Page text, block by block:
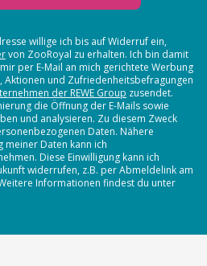
willige ich bis auf Widerruf ein,
von ZooRoyal zu erhalten. Ich bin damit
per E-Mail an mich gerichtete Werbung
Aktionen und Zufriedenheitsbefragungen
der REWE Group zusendet.
die Öffnung der E-Mails sowie
und analysieren. Zu diesem Zweck
Daten. Nähere
Daten kann ich
Diese Einwilligung kann ich
widerrufen, z.B. per Abmeldelink am
Informationen findest du unter